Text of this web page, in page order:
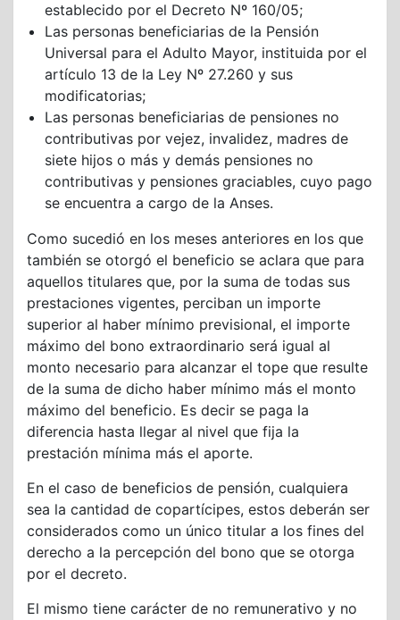
establecido por el Decreto Nº 160/05;
Las personas beneficiarias de la Pensión
Universal para el Adulto Mayor, instituida por el
artículo 13 de la Ley Nº 27.260 y sus
modificatorias;
Las personas beneficiarias de pensiones no
contributivas por vejez, invalidez, madres de
siete hijos o más y demás pensiones no
contributivas y pensiones graciables, cuyo pago
se encuentra a cargo de la Anses.
Como sucedió en los meses anteriores en los que
también se otorgó el beneficio se aclara que para
aquellos titulares que, por la suma de todas sus
prestaciones vigentes, perciban un importe
superior al haber mínimo previsional, el importe
máximo del bono extraordinario será igual al
monto necesario para alcanzar el tope que resulte
de la suma de dicho haber mínimo más el monto
máximo del beneficio. Es decir se paga la
diferencia hasta llegar al nivel que fija la
prestación mínima más el aporte.
En el caso de beneficios de pensión, cualquiera
sea la cantidad de copartícipes, estos deberán ser
considerados como un único titular a los fines del
derecho a la percepción del bono que se otorga
por el decreto.
El mismo tiene carácter de no remunerativo y no